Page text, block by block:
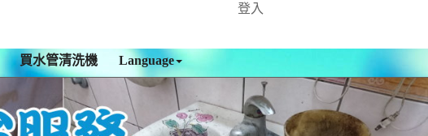
登入
買水管清洗機 Language